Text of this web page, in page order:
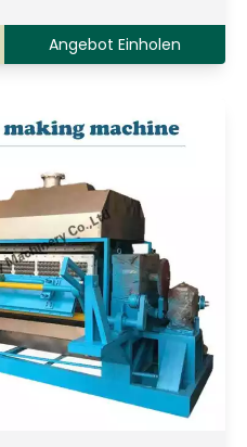
Angebot Einholen